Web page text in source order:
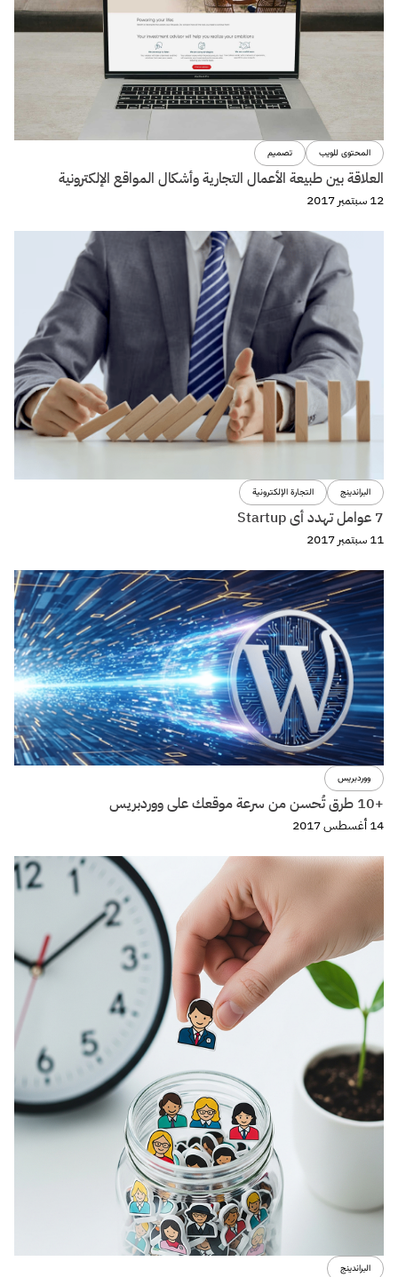
المحتوى للويب تصميم
العلاقة بين طبيعة الأعمال التجارية وأشكال المواقع الإلكترونية
12 سبتمبر 2017
البراندينج التجارة الإلكترونية
7 عوامل تهدد أى Startup
11 سبتمبر 2017
ووردبريس
+10 طرق تُحسن من سرعة موقعك على ووردبريس
14 أغسطس 2017
البراندينج